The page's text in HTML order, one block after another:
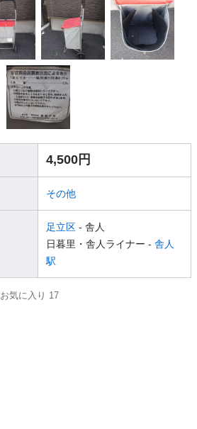
4,500円
その他
足立区 - 舎人
日暮里・舎人ライナー - 舎人
駅
お気に入り 17